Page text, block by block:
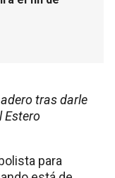
tras darle
Estero
para